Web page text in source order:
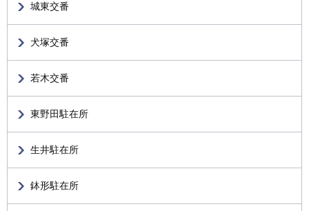
城東交番
犬塚交番
若木交番
東野田駐在所
生井駐在所
鉢形駐在所